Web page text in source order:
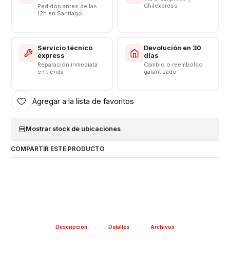
Pedidos antes de las
12h en Santiago
Chilexpress
Servicio técnico
express
Reparación inmediata
en tienda
Devolución en 30
días
Cambio o reembolso
garantizado
Agregar a la lista de favoritos
Mostrar stock de ubicaciones
COMPARTIR ESTE PRODUCTO
Descripción Detalles Archivos